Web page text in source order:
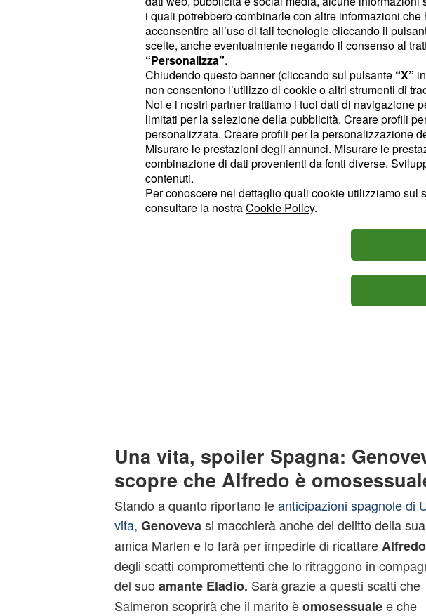
nel corso delle prossime settimane, dove i coniugi
riusciranno a portare a termine la vendetta contro gli
del quartiere, riducendoli sul lastrico a causa della
Banco americano.Genovevainoltre, farà cadere in
anche Liberto, seducendolo e mandando all'aria il suo
matrimonio con Rosina, arrivando persino ad
violenza. Anche Ramon sarà vittima dei loschi piani di
Alfredo e Genoveva e rischierà di morire in un
dietro al quale pare esserci lo zampino dei coniugi.
Una vita, spoiler Spagna:
scopre che Alfredo è
Stando a quanto riportano leanticipazioni spagnole di
vita, Genoveva si macchierà anche del delitto della sua
amica Marlen e lo farà per impedirle di ricattareAlfredo
degli scatti compromettenti che lo ritraggono in
del suo amante Eladio. Sarà grazie a questi scatti che
Salmeron scoprirà che il marito èomosessualee che
i quali potrebbero combinarle con altre informazioni
acconsentire all’uso di tali tecnologie cliccando il
scelte, anche eventualmente negando il consenso al
“Personalizza”.
Chiudendo questo banner (cliccando sul pulsante “X”
non consentono l’utilizzo di cookie o altri strumenti di
Noi e i nostri partner trattiamo i tuoi dati di navigazione
limitati per la selezione della pubblicità. Creare profili
personalizzata. Creare profili per la personalizzazione
Misurare le prestazioni degli annunci. Misurare le
combinazione di dati provenienti da fonti diverse.
contenuti.
Per conoscere nel dettaglio quali cookie utilizziamo sul
consultare la nostraCookie Policy.